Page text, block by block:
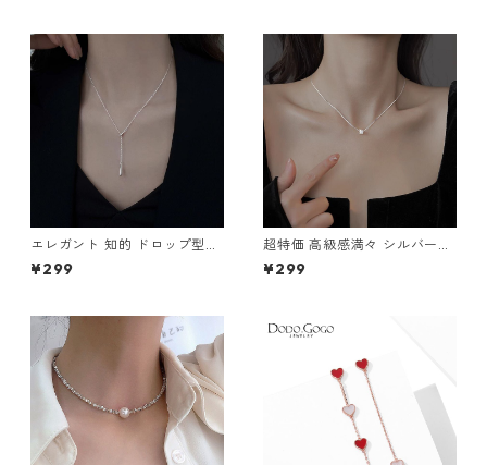
エレガント 知的 ドロップ型ネ
ックレス シルバー925 ネック
レス m-326
¥299
超特価 高級感満々 シルバー92
5 ネックレス m-322
¥299